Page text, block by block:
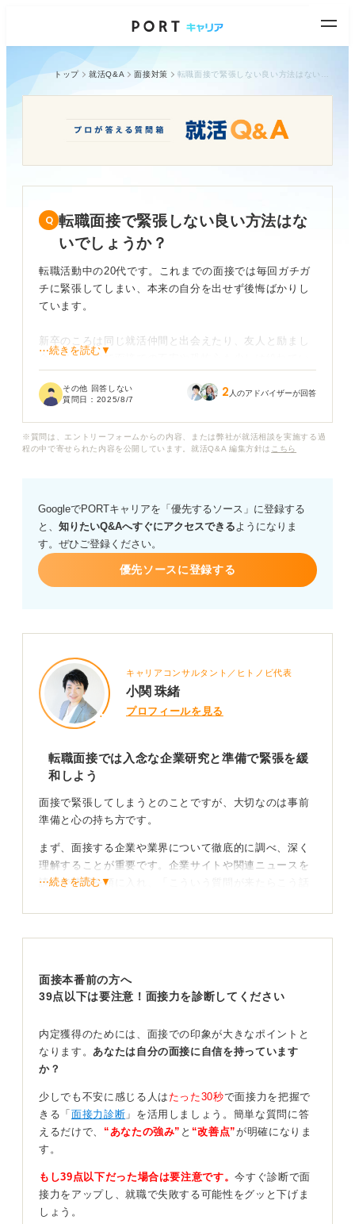
トップ 就活Q&A 面接対策
転職面接で緊張しない良い方法はな
いでしょうか？
転職活動中の20代です。これまでの面接では毎回ガチガ
チに緊張してしまい、本来の自分を出せず後悔ばかりし
ています。
新卒のころは同じ就活仲間と出会えたり、友人と励まし
合えていたので面接での不安や恐怖心も少しは紛れてい
緊張が解れません。
張しないためにはどうすれば良いのでしょうか？ 皆さん
⋯続きを読む▼
その他 回答しない
質問日： 2025/8/7 2 人のアドバイザーが回答
※質問は、エントリーフォームからの内容、または弊社が就活相談を実施する過
程の中で寄せられた内容を公開しています。就活Q&A 編集方針は こちら
GoogleでPORTキャリアを「優先するソース」に登録する
と、 知りたいQ&Aへすぐにアクセスできるようになりま
す。ぜひご登録ください。
優先ソースに登録する
キャリアコンサルタント／ヒトノビ代表
小関 珠緒
プロフィールを見る
転職面接では入念な企業研究と準備で緊張を緩
和しよう
面接で緊張してしまうとのことですが、大切なのは事前
準備と心の持ち方です。
まず、面接する企業や業界について徹底的に調べ、深く
理解することが重要です。企業サイトや関連ニュースを
読んで情報を頭に入れ、「こういう質問が来たらこう話
りも、口に出して練習するほうが本番でスムーズに答え
られますし、緊張も和らぐでしょう。
擬面接を繰り返しおこなうと良いですね。
そして、行く会社のルートを調べて服装を決めておくな
刻したり、服装に不備があったりすると当日の不安が増
してしまいます。
当日の面接では、心の持ち方が重要です。もし緊張して
いるのであれば、それを隠そうとする必要はありませ
⋯続きを読む▼
面接本番前の方へ
39点以下は要注意！面接力を診断してください
内定獲得のためには、面接での印象が大きなポイントと
なります。 あなたは自分の面接に自信を持っています
か？
少しでも不安に感じる人は たった30秒で面接力を把握で
きる「 面接力診断 」を活用しましょう。簡単な質問に答
えるだけで、 “あなたの強み” と “改善点”が明確になりま
す。
もし39点以下だった場合は要注意です。今すぐ診断で面
接力をアップし、就職で失敗する可能性をグッと下げま
しょう。